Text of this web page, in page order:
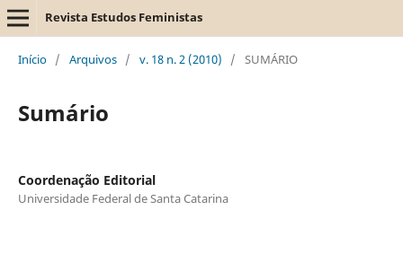
Revista Estudos Feministas
Início / Arquivos / v. 18 n. 2 (2010) / SUMÁRIO
Sumário
Coordenação Editorial
Universidade Federal de Santa Catarina